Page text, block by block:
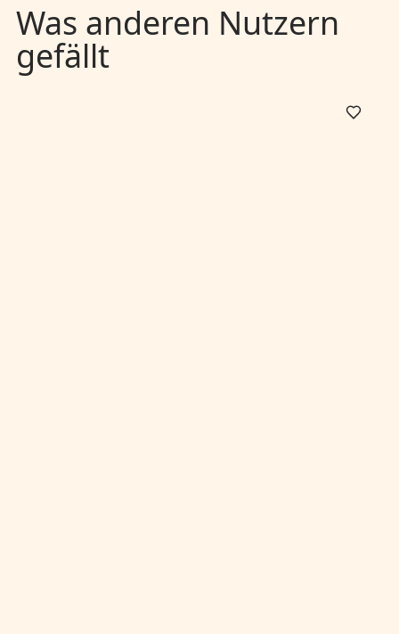
Was anderen Nutzern
gefällt